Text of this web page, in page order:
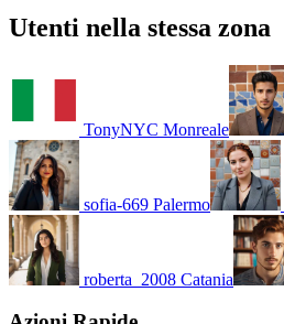
Utenti nella stessa zona
TonyNYC Monreale
sofia-669 Palermo
roberta_2008 Catania